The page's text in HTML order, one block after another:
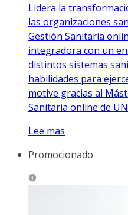
Lidera la
las organizaciones
Gestión Sanitaria
integradora con un
distintos sistemas
habilidades para
motive gracias al
Sanitaria online de
Lee mas
Promocionado